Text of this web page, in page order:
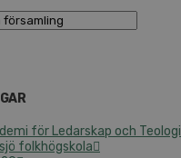
för Ledarskap och Teologi
folkhögskola